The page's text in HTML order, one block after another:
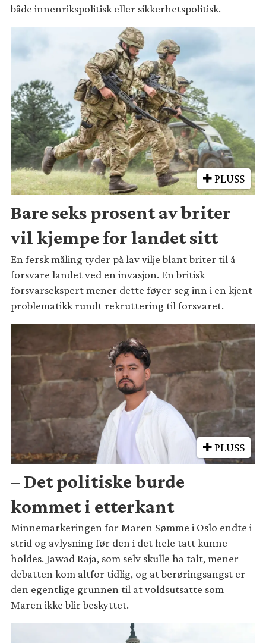
både innenrikspolitisk eller sikkerhetspolitisk.
PLUSS
Bare seks prosent av briter
vil kjempe for landet sitt
En fersk måling tyder på lav vilje blant briter til å
forsvare landet ved en invasjon. En britisk
forsvarsekspert mener dette føyer seg inn i en kjent
problematikk rundt rekruttering til forsvaret.
PLUSS
– Det politiske burde
kommet i etterkant
Minnemarkeringen for Maren Sømme i Oslo endte i
strid og avlysning før den i det hele tatt kunne
holdes. Jawad Raja, som selv skulle ha talt, mener
debatten kom altfor tidlig, og at berøringsangst er
den egentlige grunnen til at voldsutsatte som
Maren ikke blir beskyttet.